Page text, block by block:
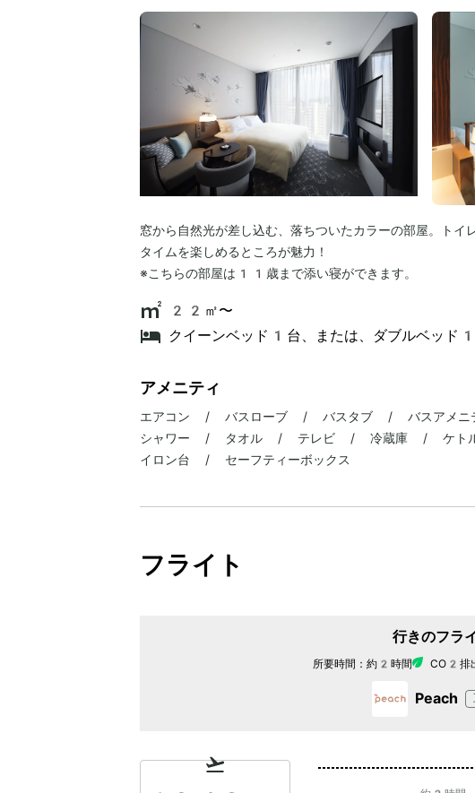
窓から自然光が差し込む、落ちついたカラーの部屋。トイ
タイムを楽しめるところが魅力！
※こちらの部屋は11歳まで添い寝ができます。
22㎡〜
クイーンベッド1台、または、ダブルベッド
アメニティ
エアコン / バスローブ / バスタブ / バスアメ
シャワー / タオル / テレビ / 冷蔵庫 / ケ
イロン台 / セーフティーボックス
フライト
行きのフラ
所要時間： 約2時間 CO2排
Peach